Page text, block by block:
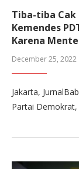
Tiba-tiba Cak
Kemendes
Karena
December 25, 2022
Jakarta,
Partai